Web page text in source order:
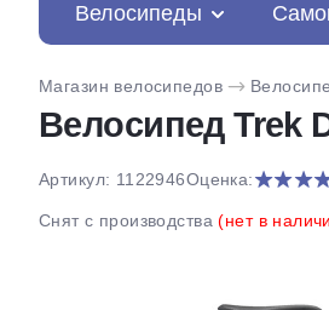
Велосипеды
Магазин велосипедов
Велосипед Trek
Артикул: 1122946Оценка:
Снят с производства(нет в